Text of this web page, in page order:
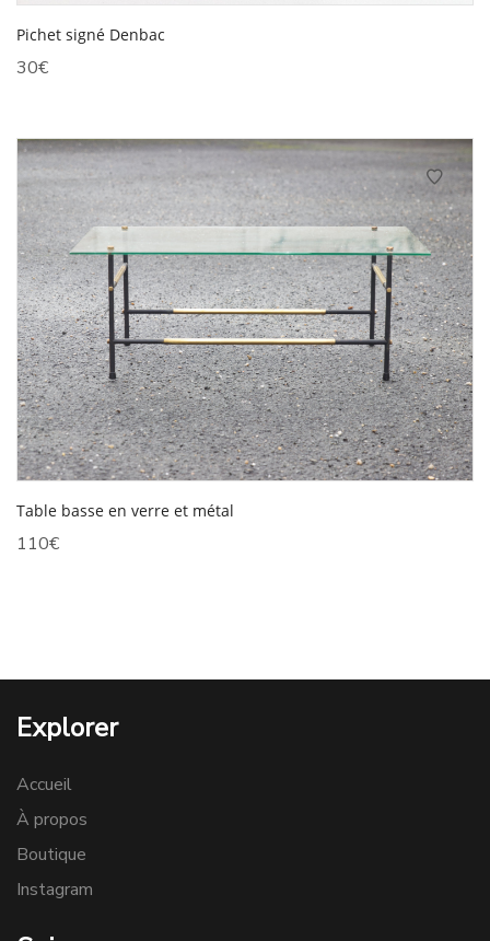
Pichet signé Denbac
30€
Table basse en verre et métal
110€
Explorer
Accueil
À propos
Boutique
Instagram